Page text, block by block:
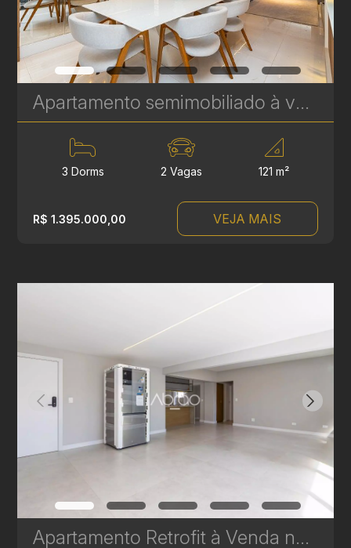
Apartamento semimobiliado à venda com 3 quartos sendo 1 suíte no Cristo Rei, Curitiba - 121 m² - Edifício Fontana Di Trevi | Ref. 1808
3 Dorms 2 Vagas 121 m²
R$ 1.395.000,00 VEJA MAIS
Apartamento Retrofit à Venda no Batel – Edifício Cristina - 3 Quartos | Ref 1732